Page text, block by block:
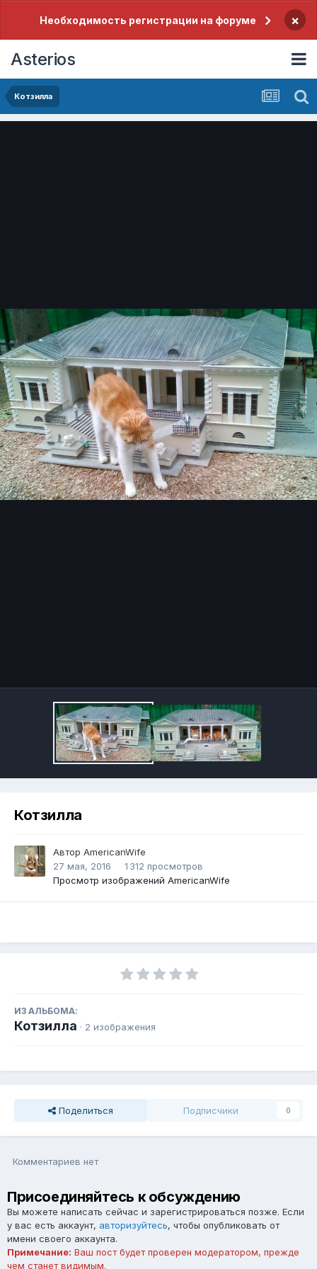
Необходимость регистрации на форуме ×
Asterios
Котзилла
Котзилла
Автор AmericanWife
27 мая, 2016
1 312 просмотров
Просмотр изображений AmericanWife
ИЗ АЛЬБОМА:
Котзилла · 2 изображения
Поделиться Подписчики 0
Комментариев нет
Присоединяйтесь к обсуждению
Вы можете написать сейчас и зарегистрироваться позже. Если
у вас есть аккаунт, авторизуйтесь, чтобы опубликовать от
имени своего аккаунта.
Примечание: Ваш пост будет проверен модератором, прежде
чем станет видимым.